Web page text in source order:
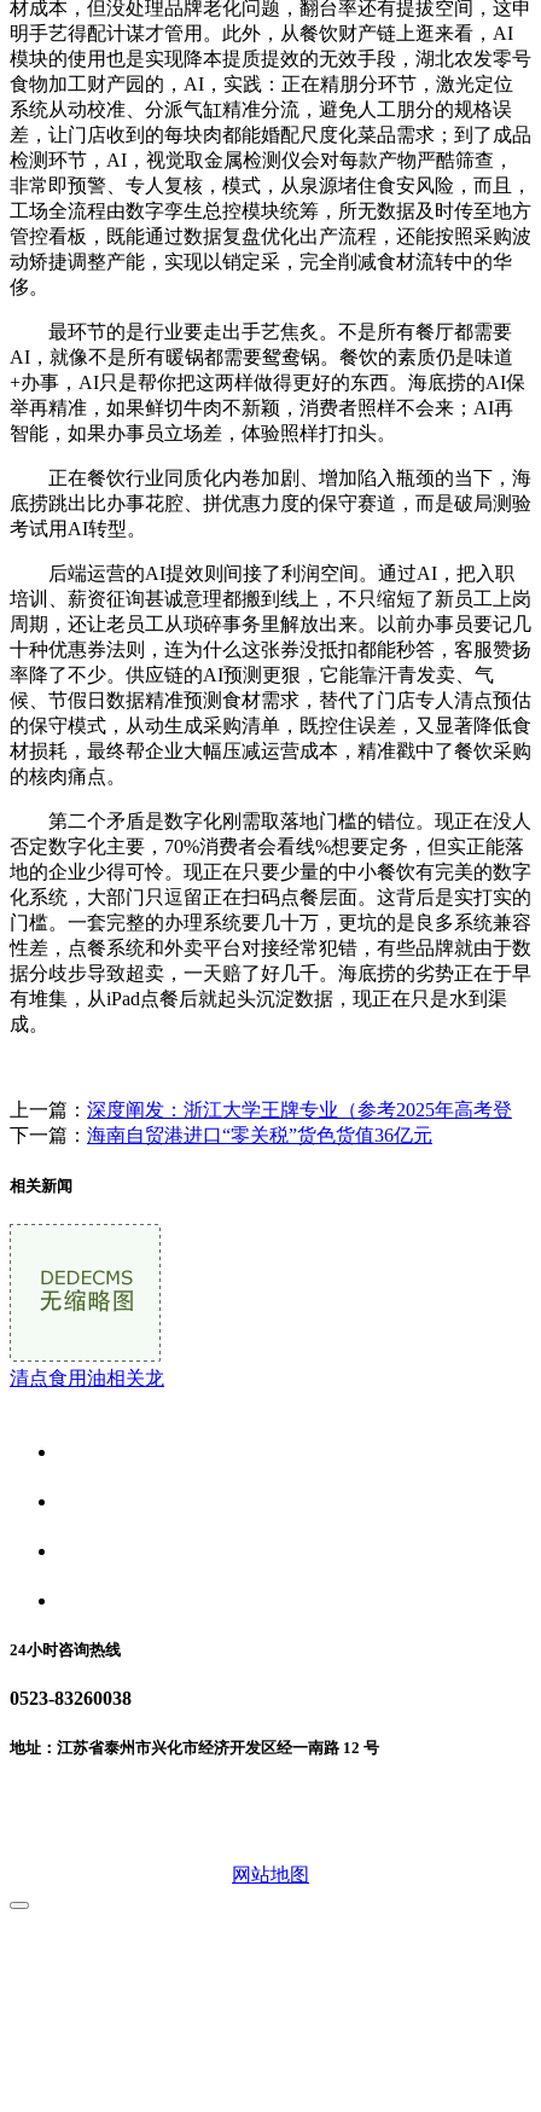
材成本，但没处理品牌老化问题，翻台率还有提拔空间，这申
明手艺得配计谋才管用。此外，从餐饮财产链上逛来看，AI
模块的使用也是实现降本提质提效的无效手段，湖北农发零号
食物加工财产园的，AI，实践：正在精朋分环节，激光定位
系统从动校准、分派气缸精准分流，避免人工朋分的规格误
差，让门店收到的每块肉都能婚配尺度化菜品需求；到了成品
检测环节，AI，视觉取金属检测仪会对每款产物严酷筛查，
非常即预警、专人复核，模式，从泉源堵住食安风险，而且，
工场全流程由数字孪生总控模块统筹，所无数据及时传至地方
管控看板，既能通过数据复盘优化出产流程，还能按照采购波
动矫捷调整产能，实现以销定采，完全削减食材流转中的华
侈。
最环节的是行业要走出手艺焦炙。不是所有餐厅都需要
AI，就像不是所有暖锅都需要鸳鸯锅。餐饮的素质仍是味道
+办事，AI只是帮你把这两样做得更好的东西。海底捞的AI保
举再精准，如果鲜切牛肉不新颖，消费者照样不会来；AI再
智能，如果办事员立场差，体验照样打扣头。
正在餐饮行业同质化内卷加剧、增加陷入瓶颈的当下，海
底捞跳出比办事花腔、拼优惠力度的保守赛道，而是破局测验
考试用AI转型。
后端运营的AI提效则间接了利润空间。通过AI，把入职
培训、薪资征询甚诚意理都搬到线上，不只缩短了新员工上岗
周期，还让老员工从琐碎事务里解放出来。以前办事员要记几
十种优惠券法则，连为什么这张券没抵扣都能秒答，客服赞扬
率降了不少。供应链的AI预测更狠，它能靠汗青发卖、气
候、节假日数据精准预测食材需求，替代了门店专人清点预估
的保守模式，从动生成采购清单，既控住误差，又显著降低食
材损耗，最终帮企业大幅压减运营成本，精准戳中了餐饮采购
的核肉痛点。
第二个矛盾是数字化刚需取落地门槛的错位。现正在没人
否定数字化主要，70%消费者会看线%想要定务，但实正能落
地的企业少得可怜。现正在只要少量的中小餐饮有完美的数字
化系统，大部门只逗留正在扫码点餐层面。这背后是实打实的
门槛。一套完整的办理系统要几十万，更坑的是良多系统兼容
性差，点餐系统和外卖平台对接经常犯错，有些品牌就由于数
据分歧步导致超卖，一天赔了好几千。海底捞的劣势正在于早
有堆集，从iPad点餐后就起头沉淀数据，现正在只是水到渠
成。
上一篇： 深度阐发：浙江大学王牌专业（参考2025年高考登
下一篇： 海南自贸港进口“零关税”货色货值36亿元
相关新闻
清点食用油相关龙
24小时咨询热线
0523-83260038
地址：江苏省泰州市兴化市经济开发区经一南路 12 号
网站地图